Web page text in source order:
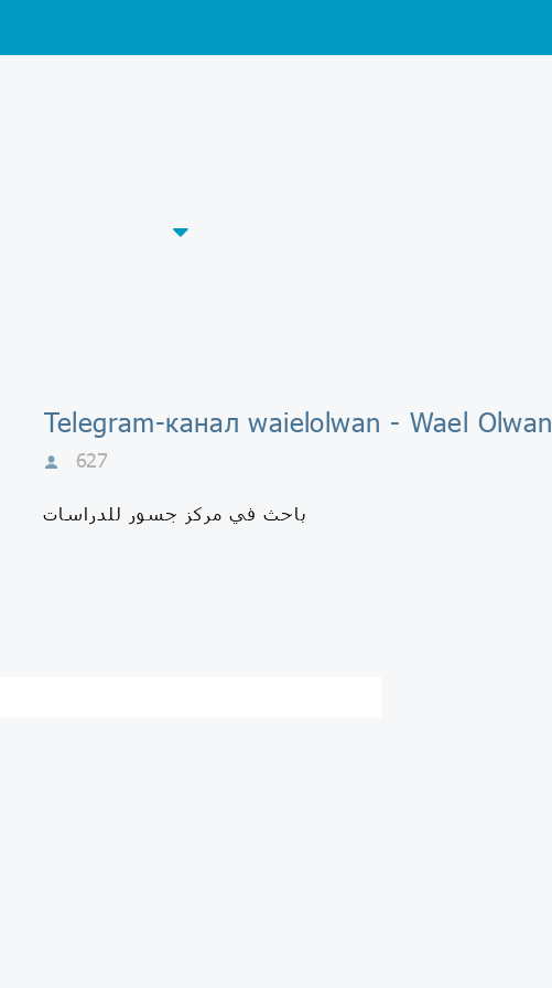
Telegram-канал waielolwan - Wael Olwan
627
باحث في مركز جسور للدراسات